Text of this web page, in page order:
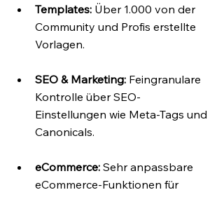
Templates: Über 1.000 von der
Community und Profis erstellte
Vorlagen.
SEO & Marketing: Feingranulare
Kontrolle über SEO-
Einstellungen wie Meta-Tags und
Canonicals.
eCommerce: Sehr anpassbare
eCommerce-Funktionen für